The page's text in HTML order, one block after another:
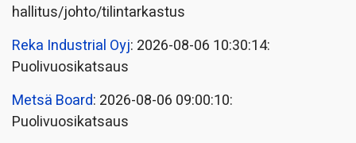
hallitus/johto/tilintarkastus
Reka Industrial Oyj: 2026-08-06 10:30:14:
Puolivuosikatsaus
Metsä Board: 2026-08-06 09:00:10:
Puolivuosikatsaus